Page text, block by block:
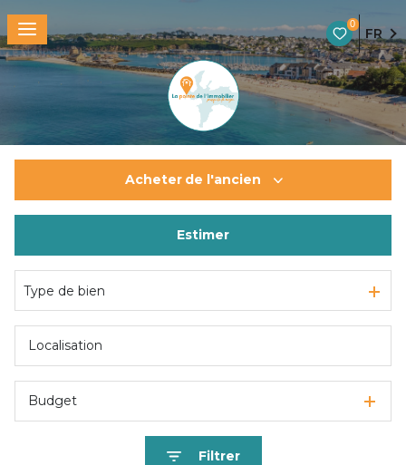
0
FR
Acheter de l'ancien
De l'immo pro
Estimer
Type de bien
Budget
Filtrer